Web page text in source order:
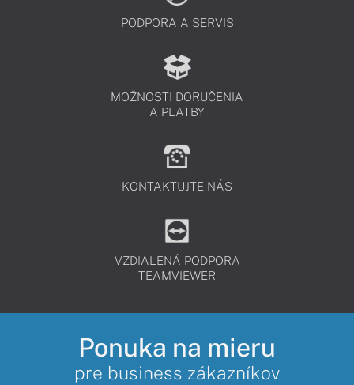
PODPORA A SERVIS
MOŽNOSTI DORUČENIA
A PLATBY
KONTAKTUJTE NÁS
VZDIALENÁ PODPORA
TEAMVIEWER
Ponuka na mieru
pre business zákazníkov